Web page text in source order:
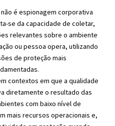
é espionagem corporativa
se da capacidade de coletar,
relevantes sobre o ambiente
ou pessoa opera, utilizando
de proteção mais
contextos em que a qualidade
diretamente o resultado das
com baixo nível de
mais recursos operacionais e,